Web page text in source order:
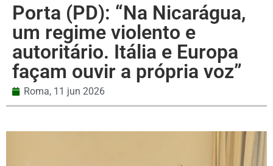
Porta (PD): “Na Nicarágua,
um regime violento e
autoritário. Itália e Europa
façam ouvir a própria voz”
Roma, 11 jun 2026